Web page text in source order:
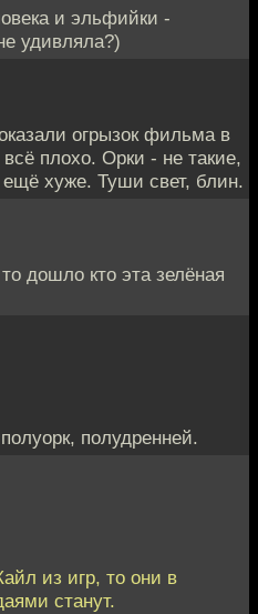
и эльфийки -
удивляла?)
огрызок фильма в
плохо. Орки - не такие,
хуже. Туши свет, блин.
дошло кто эта зелёная
полудренней.
из игр, то они в
станут.